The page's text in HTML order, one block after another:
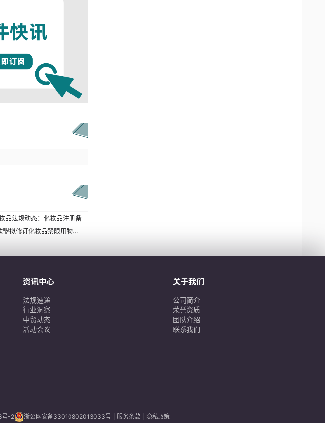
品法规动态：化妆品注册备
拟修订化妆品禁限用物质
资讯中心
法规速递
行业洞察
中贸动态
活动会议
关于我们
公司简介
荣誉资质
团队介绍
联系我们
号-2 浙公网安备33010802013033号 服务条款 隐私政策